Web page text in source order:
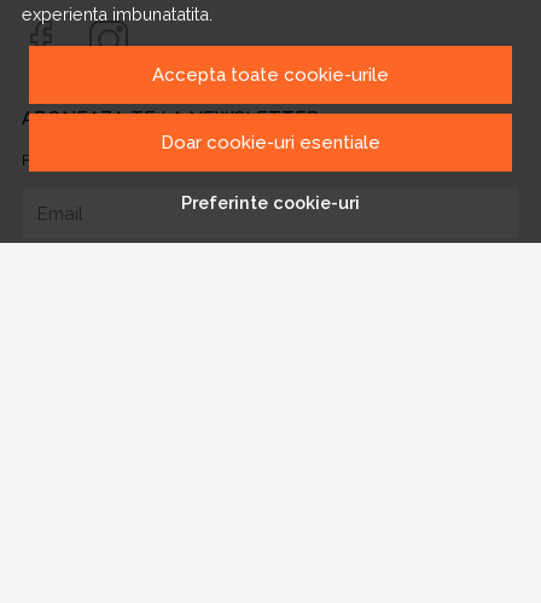
experienta imbunatatita.
Accepta toate cookie-urile
Doar cookie-uri esentiale
Preferinte cookie-uri
ABONEAZA-TE LA NEWSLETTER
Fii la curent cu toate promotiile si produsele noi din shop!
Email